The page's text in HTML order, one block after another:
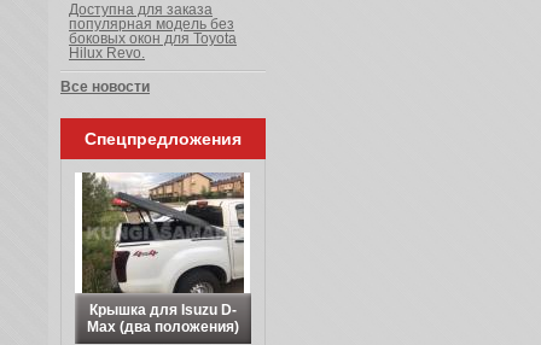
Доступна для заказа
популярная модель без
боковых окон для Toyota
Hilux Revo.
Все новости
Спецпредложения
Крышка для Isuzu D-
Max (два положения)